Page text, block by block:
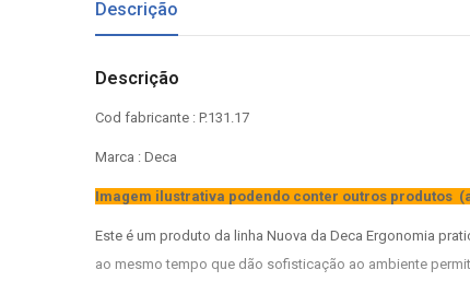
Descrição
Descrição
Cod fabricante : P.131.17
Marca : Deca
Imagem ilustrativa podendo conter outros produtos
Este é um produto da linha Nuova da Deca Ergonomia
ao mesmo tempo que dão sofisticação ao ambiente